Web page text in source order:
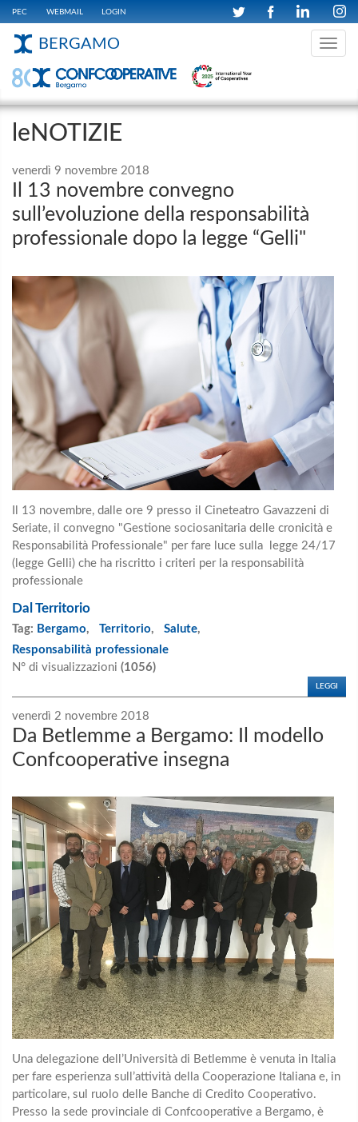
PEC WEBMAIL LOGIN
Toggle
BERGAMO
leNOTIZIE
venerdì 9 novembre 2018
Il 13 novembre convegno
sull’evoluzione della responsabilità
professionale dopo la legge “Gelli"
Il 13 novembre, dalle ore 9 presso il Cineteatro Gavazzeni di
Seriate, il convegno "Gestione sociosanitaria delle cronicità e
Responsabilità Professionale" per fare luce sulla legge 24/17
(legge Gelli) che ha riscritto i criteri per la responsabilità
professionale
Dal Territorio
Tag: Bergamo, Territorio, Salute,
Responsabilità professionale
N° di visualizzazioni (1056)
LEGGI
venerdì 2 novembre 2018
Da Betlemme a Bergamo: Il modello
Confcooperative insegna
Una delegazione dell’Università di Betlemme è venuta in Italia
per fare esperienza sull’attività della Cooperazione Italiana e, in
particolare, sul ruolo delle Banche di Credito Cooperativo.
Presso la sede provinciale di Confcooperative a Bergamo, è